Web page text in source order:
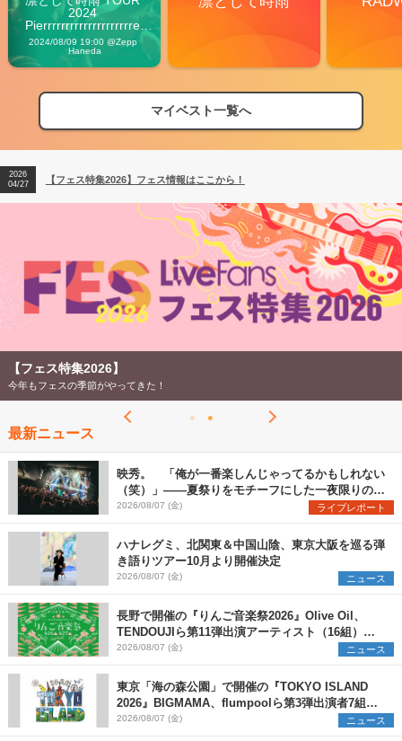
2024
Pierrrrrrrrrrrrrrrrrrrre
Vibes
2024/08/09 19:00 @Zepp
Haneda
マイベスト一覧へ
【フェス特集2026】フェス情報はここから！
【ライブ動員ランキング】2026年上半期編発表！
2026
04/27
【フェス特集2026】フェス情報はここから！
2026
【ライブ動員ランキング】2026年上半期編発表！
【フェス特集2026】
今年もフェスの季節がやってきた！
最新ニュース
映秀。 「俺が一番楽しんじゃってるかもしれない
（笑）」――夏祭りをモチーフにした一夜限りのス
ペシャルライブ『色祭』レポート
2026/08/07 (金) ライブレポート
ハナレグミ、北関東＆中国山陰、東京大阪を巡る弾
き語りツアー10月より開催決定
2026/08/07 (金) ニュース
長野で開催の『りんご音楽祭2026』Olive Oil、
TENDOUJIら第11弾出演アーティスト（16組）を
発表
2026/08/07 (金) ニュース
東京「海の森公園」で開催の『TOKYO ISLAND
2026』BIGMAMA、flumpoolら第3弾出演者7組を
発表 ワークショップ・アート出展者を募集
2026/08/07 (金) ニュース